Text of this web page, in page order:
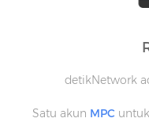
detikNetwork
Satu akun MPC